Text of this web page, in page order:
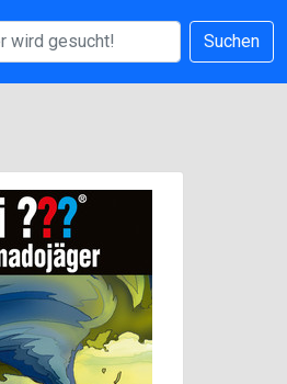
Suchen